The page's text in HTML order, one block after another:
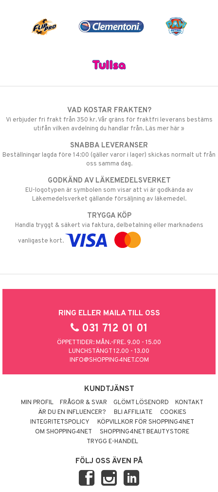
VAD KOSTAR FRAKTEN?
Vi erbjuder fri frakt från 350 kr. Vår gräns för fraktfri leverans bestäms
utifån vilken avdelning du handlar från. Läs mer här »
SNABBA LEVERANSER
Beställningar lagda före 14:00 (gäller varor i lager) skickas normalt ut från
oss samma dag.
GODKÄND AV LÄKEMEDELSVERKET
EU-logotypen är symbolen som visar att vi är godkända av
Läkemedelsverket gällande försäljning av läkemedel.
TRYGGA KÖP
Handla tryggt & säkert via faktura, delbetalning eller marknadens
vanligaste kort.
RING ELLER MAILA TILL OSS
031 712 01 01
ÖPPETTIDER: MÅN.-FRE. 9.00 - 15.00
LUNCHSTÄNGT 12.00 - 13.00
INFO@SHOPPING4NET.COM
KUNDTJÄNST
MIN PROFIL FRÅGOR & SVAR GLÖMT LÖSENORD
KONTAKT
ÄR DU EN INFLUENCER?
BLI AFFILIATE
COOKIES
INTEGRITETSPOLICY
KÖPVILLKOR FÖR SHOPPING4NET
OM SHOPPING4NET
SHOPPING4NET BEAUTYSTORE
TRYGG E-HANDEL
FÖLJ OSS ÄVEN PÅ